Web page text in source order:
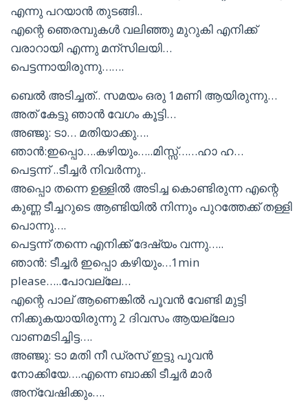
എന്നു പറയാൻ തുടങ്ങി..
എന്റെ ഞെരമ്പുകൾ വലിഞ്ഞു മുറുകി എനിക്ക്
വരാറായി എന്നു മന്സിലയി…
പെട്ടന്നായിരുന്നു…….
ബെൽ അടിച്ചത്.. സമയം ഒരു 1മണി ആയിരുന്നു…
അത് കേട്ടു ഞാൻ വേഗം കൂട്ടി…
അഞ്ജു: ടാ… മതിയാക്കു….
ഞാൻ:ഇപ്പൊ….കഴിയും…..മിസ്സ്‌……ഹാ ഹ…
പെട്ടന്ന് ..ടീച്ചർ നിവർന്നു..
അപ്പൊ തന്നെ ഉള്ളിൽ അടിച്ച കൊണ്ടിരുന്ന എന്റെ
കുണ്ണ ടീച്ചറുടെ ആണ്ടിയിൽ നിന്നും പുറത്തേക്ക് തള്ളി
പൊന്നു….
പെട്ടന്ന് തന്നെ എനിക്ക് ദേഷ്യം വന്നു…..
ഞാൻ: ടീച്ചർ ഇപ്പൊ കഴിയും…1min
please…..പോവല്ലേ…
എന്റെ പാല് ആണെങ്കിൽ പൂവൻ വേണ്ടി മുട്ടി
നിക്കുകയായിരുന്നു 2 ദിവസം ആയല്ലോ
വാണമടിച്ചിട്ട….
അഞ്ജു: ടാ മതി നീ ഡ്രസ് ഇട്ടു പൂവൻ
നോക്കിയേ….എന്നെ ബാക്കി ടീച്ചർ മാർ
അന്വേഷിക്കും….